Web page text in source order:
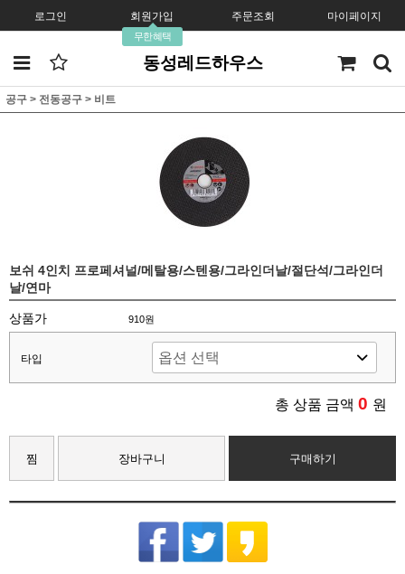
로그인 회원가입
무한혜택
주문조회 마이페이지
동성레드하우스
공구 > 전동공구 > 비트
보쉬 4인치 프로페셔널/메탈용/스텐용/그라인더날/절단석/그라인더
날/연마
상품가 910원
타입
총 상품 금액 0 원
찜 장바구니 구매하기